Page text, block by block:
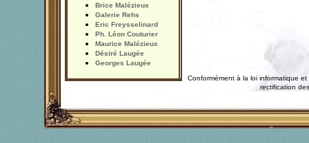
Brice Malézieux
Galerie Rehs
Eric Freysselinard
Ph. Léon Couturier
Maurice Malézieux
Désiré Laugée
Georges Laugée
Conformément à la loi informatique
rectification